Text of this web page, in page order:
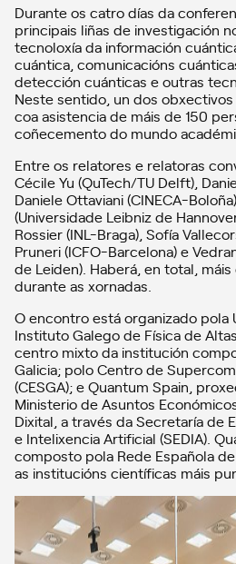
Durante os catro días da
principais liñas de investigación
tecnoloxía da información
cuántica, comunicacións
detección cuánticas e outras
Neste sentido, un dos
coa asistencia de máis de 150
coñecemento do mundo
Entre os relatores e relatoras
Cécile Yu (QuTech/TU Delft),
Daniele Ottaviani (CINECA-
(Universidade Leibniz de
Rossier (INL-Braga), Sofía
Pruneri (ICFO-Barcelona) e
de Leiden). Haberá, en total,
durante as xornadas.
O encontro está organizado pola
Instituto Galego de Física de Altas
centro mixto da institución
Galicia; polo Centro de
(CESGA); e Quantum Spain,
Ministerio de Asuntos
Dixital, a través da Secretaría de
e Intelixencia Artificial (SEDIA).
composto pola Rede Española
as institucións científicas máis